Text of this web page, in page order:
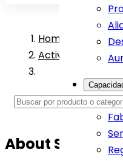
I+D
Home
Active
About